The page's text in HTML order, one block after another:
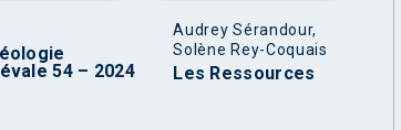
54 – 2024
Audrey Sérandour,
Solène Rey-Coquais
Les Ressources